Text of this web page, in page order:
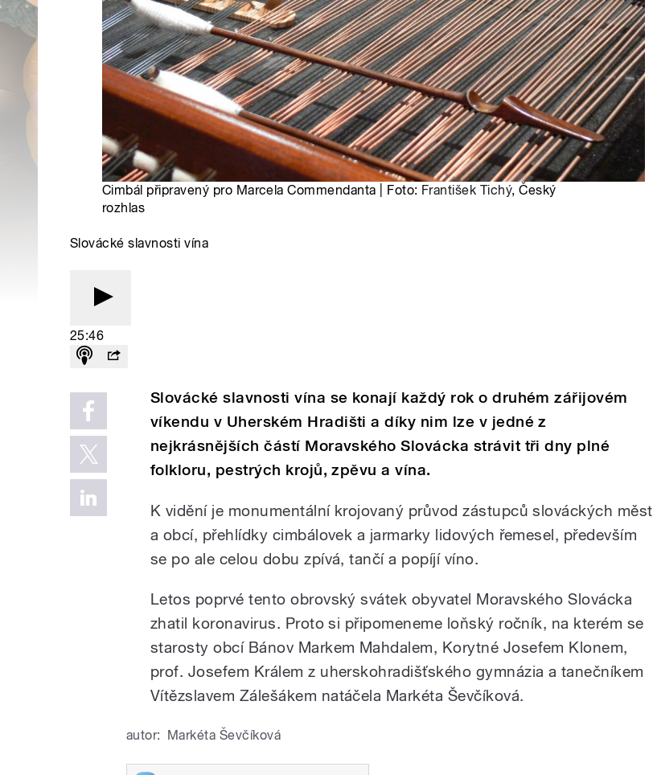
Cimbál připravený pro Marcela Commendanta | Foto: František Tichý, Český
rozhlas
Slovácké slavnosti vína
25:46
Slovácké slavnosti vína se konají každý rok o druhém zářijovém
víkendu v Uherském Hradišti a díky nim lze v jedné z
nejkrásnějších částí Moravského Slovácka strávit tři dny plné
folkloru, pestrých krojů, zpěvu a vína.
K vidění je monumentální krojovaný průvod zástupců slováckých měst
a obcí, přehlídky cimbálovek a jarmarky lidových řemesel, především
se po ale celou dobu zpívá, tančí a popíjí víno.
Letos poprvé tento obrovský svátek obyvatel Moravského Slovácka
zhatil koronavirus. Proto si připomeneme loňský ročník, na kterém se
starosty obcí Bánov Markem Mahdalem, Korytné Josefem Klonem,
prof. Josefem Králem z uherskohradišťského gymnázia a tanečníkem
Vítězslavem Zálešákem natáčela Markéta Ševčíková.
autor: Markéta Ševčíková